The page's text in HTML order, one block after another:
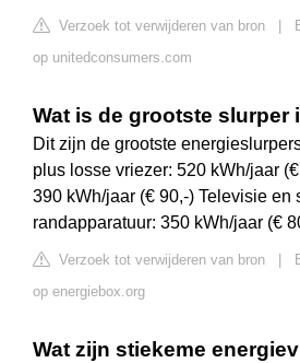
Verzoek tot verwijderen van bron
op unitedconsumers.com
Wat is de grootste slurper
Dit zijn de grootste
plus losse vriezer: 520 kWh/jaar
390 kWh/jaar (€ 90,-) Televisie en
randapparatuur: 350 kWh/jaar (€
Verzoek tot verwijderen van bron
op energiebox.org
Wat zijn stiekeme